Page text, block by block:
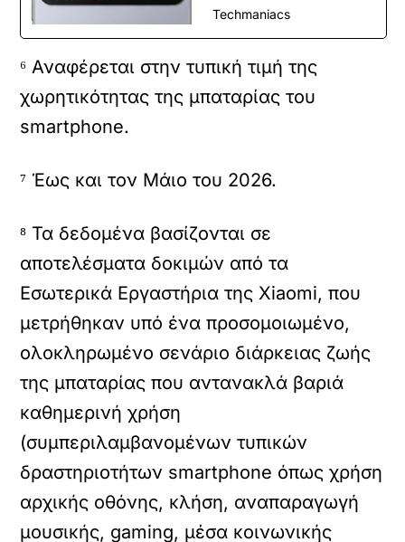
Techmaniacs
⁶ Αναφέρεται στην τυπική τιμή της
χωρητικότητας της μπαταρίας του
smartphone.
⁷ Έως και τον Μάιο του 2026.
⁸ Τα δεδομένα βασίζονται σε
αποτελέσματα δοκιμών από τα
Εσωτερικά Εργαστήρια της Xiaomi, που
μετρήθηκαν υπό ένα προσομοιωμένο,
ολοκληρωμένο σενάριο διάρκειας ζωής
της μπαταρίας που αντανακλά βαριά
καθημερινή χρήση
(συμπεριλαμβανομένων τυπικών
δραστηριοτήτων smartphone όπως χρήση
αρχικής οθόνης, κλήση, αναπαραγωγή
μουσικής, gaming, μέσα κοινωνικής